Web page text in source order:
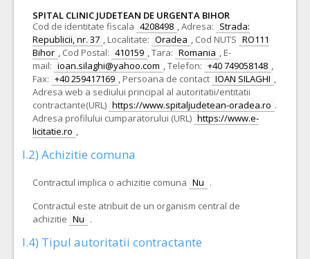
SPITAL CLINIC JUDETEAN DE URGENTA BIHOR
Cod de identitate fiscala 4208498 ,Adresa: Strada:
Republicii, nr. 37 , Localitate: Oradea , Cod NUTS RO111
Bihor , Cod Postal: 410159 ,Tara: Romania , E-
mail: ioan.silaghi@yahoo.com ,Telefon: +40 749058148 ,
Fax: +40 259417169 , Persoana de contact IOAN SILAGHI ,
Adresa web a sediului principal al autoritatii/entitatii
contractante(URL) https://www.spitaljudetean-oradea.ro .
Adresa profilului cumparatorului (URL) https://www.e-
licitatie.ro ,
I.2) Achizitie comuna
Contractul implica o achizitie comuna Nu .
Contractul este atribuit de un organism central de
achizitie Nu .
I.4) Tipul autoritatii contractante